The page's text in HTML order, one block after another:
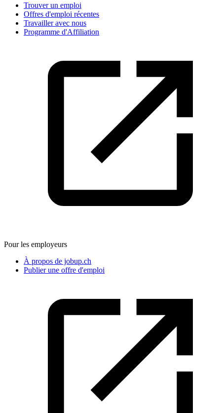
Trouver un emploi
Offres d'emploi récentes
Travailler avec nous
Programme d'Affiliation
Pour les employeurs
À propos de jobup.ch
Publier une offre d'emploi